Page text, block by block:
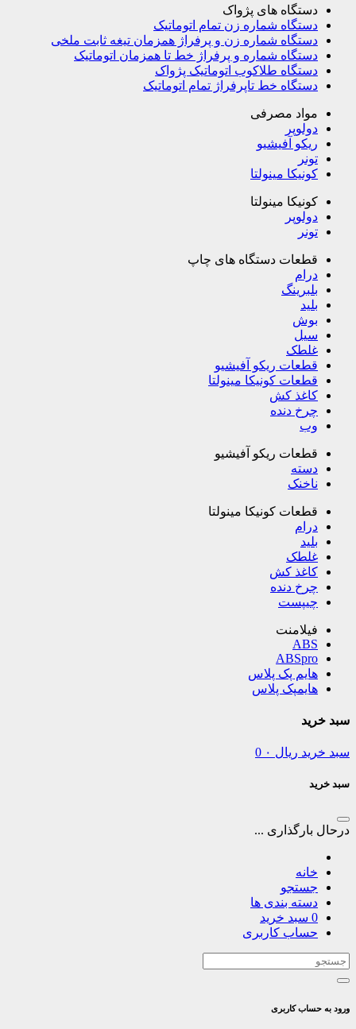
دستگاه های پژواک
دستگاه شماره زن تمام اتوماتیک
دستگاه شماره زن و پرفراژ همزمان تیغه ثابت ملخی
دستگاه شماره و پرفراژ خط تا همزمان اتوماتیک
دستگاه طلاکوب اتوماتیک پژواک
دستگاه خط تاپرفراژ تمام اتوماتیک
مواد مصرفی
دولوپر
ریکو آفیشیو
تونر
کونیکا مینولتا
کونیکا مینولتا
دولوپر
تونر
قطعات دستگاه های چاپ
درام
بلبرینگ
بلید
بوش
سیل
غلطک
قطعات ریکو آفیشیو
قطعات کونیکا مینولتا
کاغذ کش
چرخ دنده
وب
قطعات ریکو آفیشیو
دسته
ناخنک
قطعات کونیکا مینولتا
درام
بلید
غلطک
کاغذ کش
چرخ دنده
چیپست
فیلامنت
ABS
ABSpro
هایم پک پلاس
هایمپک پلاس
سبد خرید
سبد خرید ریال 0
سبد خرید
درحال بارگذاری ...
خانه
جستجو
دسته بندی ها
0 سبد خرید
حساب کاربری
ورود به حساب کاربری